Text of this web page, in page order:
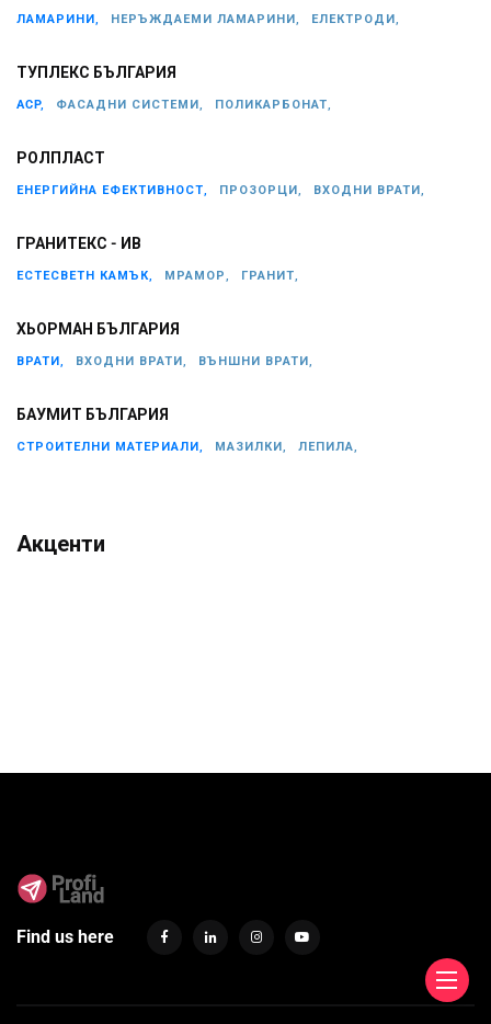
ЛАМАРИНИ, НЕРЪЖДАЕМИ ЛАМАРИНИ, ЕЛЕКТРОДИ,
ТУПЛЕКС БЪЛГАРИЯ
ACP, ФАСАДНИ СИСТЕМИ, ПОЛИКАРБОНАТ,
РОЛПЛАСТ
ЕНЕРГИЙНА ЕФЕКТИВНОСТ, ПРОЗОРЦИ, ВХОДНИ ВРАТИ,
ГРАНИТЕКС - ИВ
ЕСТЕСВЕТН КАМЪК, МРАМОР, ГРАНИТ,
ХЬОРМАН БЪЛГАРИЯ
ВРАТИ, ВХОДНИ ВРАТИ, ВЪНШНИ ВРАТИ,
БАУМИТ БЪЛГАРИЯ
СТРОИТЕЛНИ МАТЕРИАЛИ, МАЗИЛКИ, ЛЕПИЛА,
Акценти
Find us here